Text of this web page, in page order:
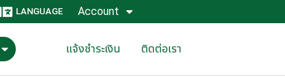
LANGUAGE Account
แจ้งชำระเงิน ติดต่อเรา